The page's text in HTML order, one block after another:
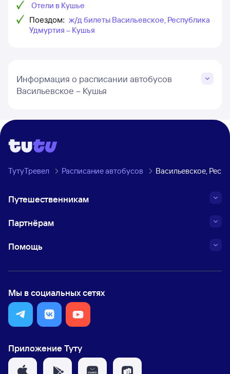
Отели в Кушье
Поездом: ж/д билеты Васильевское, Республика
Удмуртия – Кушья
Информация о расписании автобусов
Васильевское – Кушья
ТутуТревел Расписание автобусов Васильевское,
Путешественникам
Партнёрам
Помощь
Мы в социальных сетях
Приложение Туту